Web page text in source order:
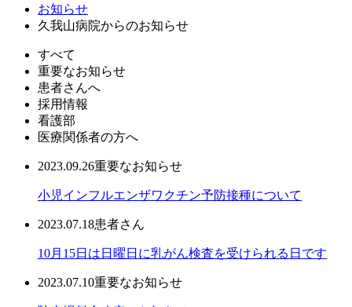
お知らせ
久我山病院からのお知らせ
すべて
重要なお知らせ
患者さんへ
採用情報
看護部
医療関係者の方へ
2023.09.26重要なお知らせ
小児インフルエンザワクチン予防接種について
2023.07.18患者さん
10月15日は日曜日に乳がん検査を受けられる日です
2023.07.10重要なお知らせ